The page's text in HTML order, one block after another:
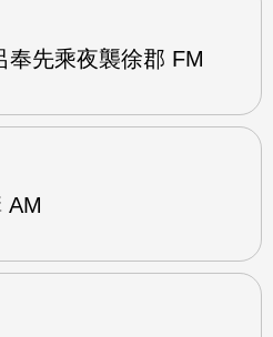
奉先乘夜襲徐郡 FM
AM